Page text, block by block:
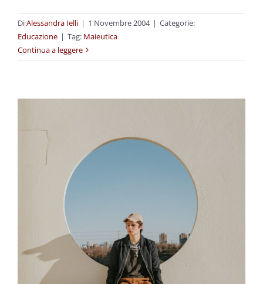
DiAlessandra Ielli | 1 Novembre 2004 | Categorie:
Educazione | Tag: Maieutica
Continua a leggere